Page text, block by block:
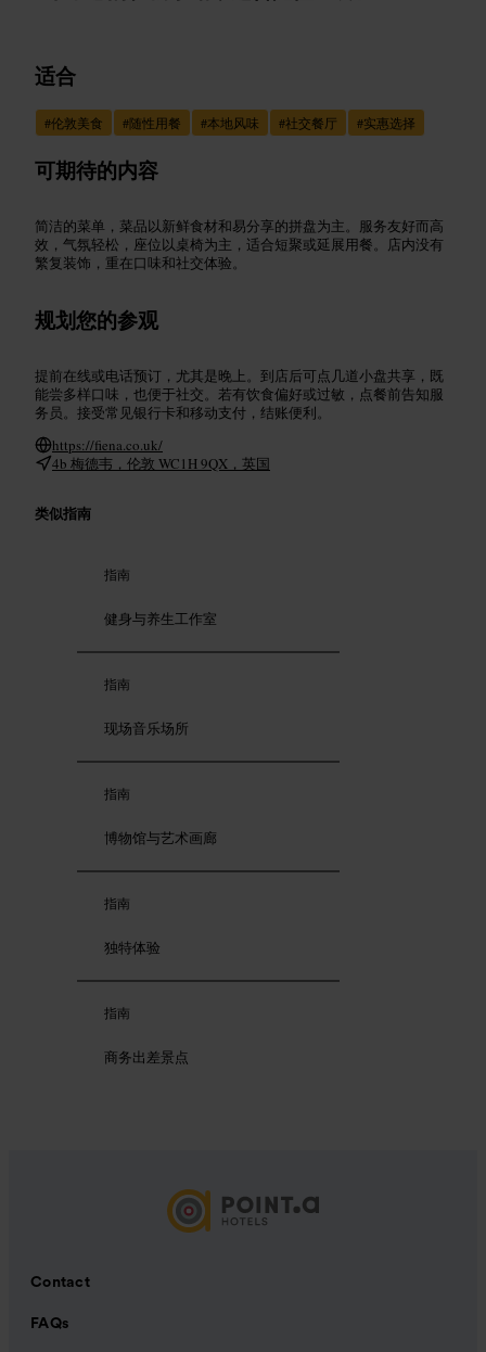
适合
#伦敦美食 #随性用餐 #本地风味 #社交餐厅 #实惠选择
可期待的内容
简洁的菜单，菜品以新鲜食材和易分享的拼盘为主。服务友好而高
效，气氛轻松，座位以桌椅为主，适合短聚或延展用餐。店内没有
繁复装饰，重在口味和社交体验。
规划您的参观
提前在线或电话预订，尤其是晚上。到店后可点几道小盘共享，既
能尝多样口味，也便于社交。若有饮食偏好或过敏，点餐前告知服
务员。接受常见银行卡和移动支付，结账便利。
https://fiena.co.uk/
4b 梅德韦，伦敦 WC1H 9QX，英国
类似指南
指南
健身与养生工作室
指南
现场音乐场所
指南
博物馆与艺术画廊
指南
独特体验
指南
商务出差景点
Contact
FAQs